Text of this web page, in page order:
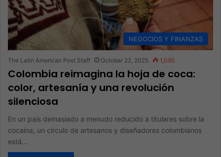
NEGOCIOS Y FINANZAS
The Latin American Post Staff October 22, 2025 1,095
Colombia reimagina la hoja de coca:
color, artesanía y una revolución
silenciosa
En un país demasiado a menudo reducido a titulares sobre la
cocaína, un círculo de artesanos y diseñadores colombianos
está…